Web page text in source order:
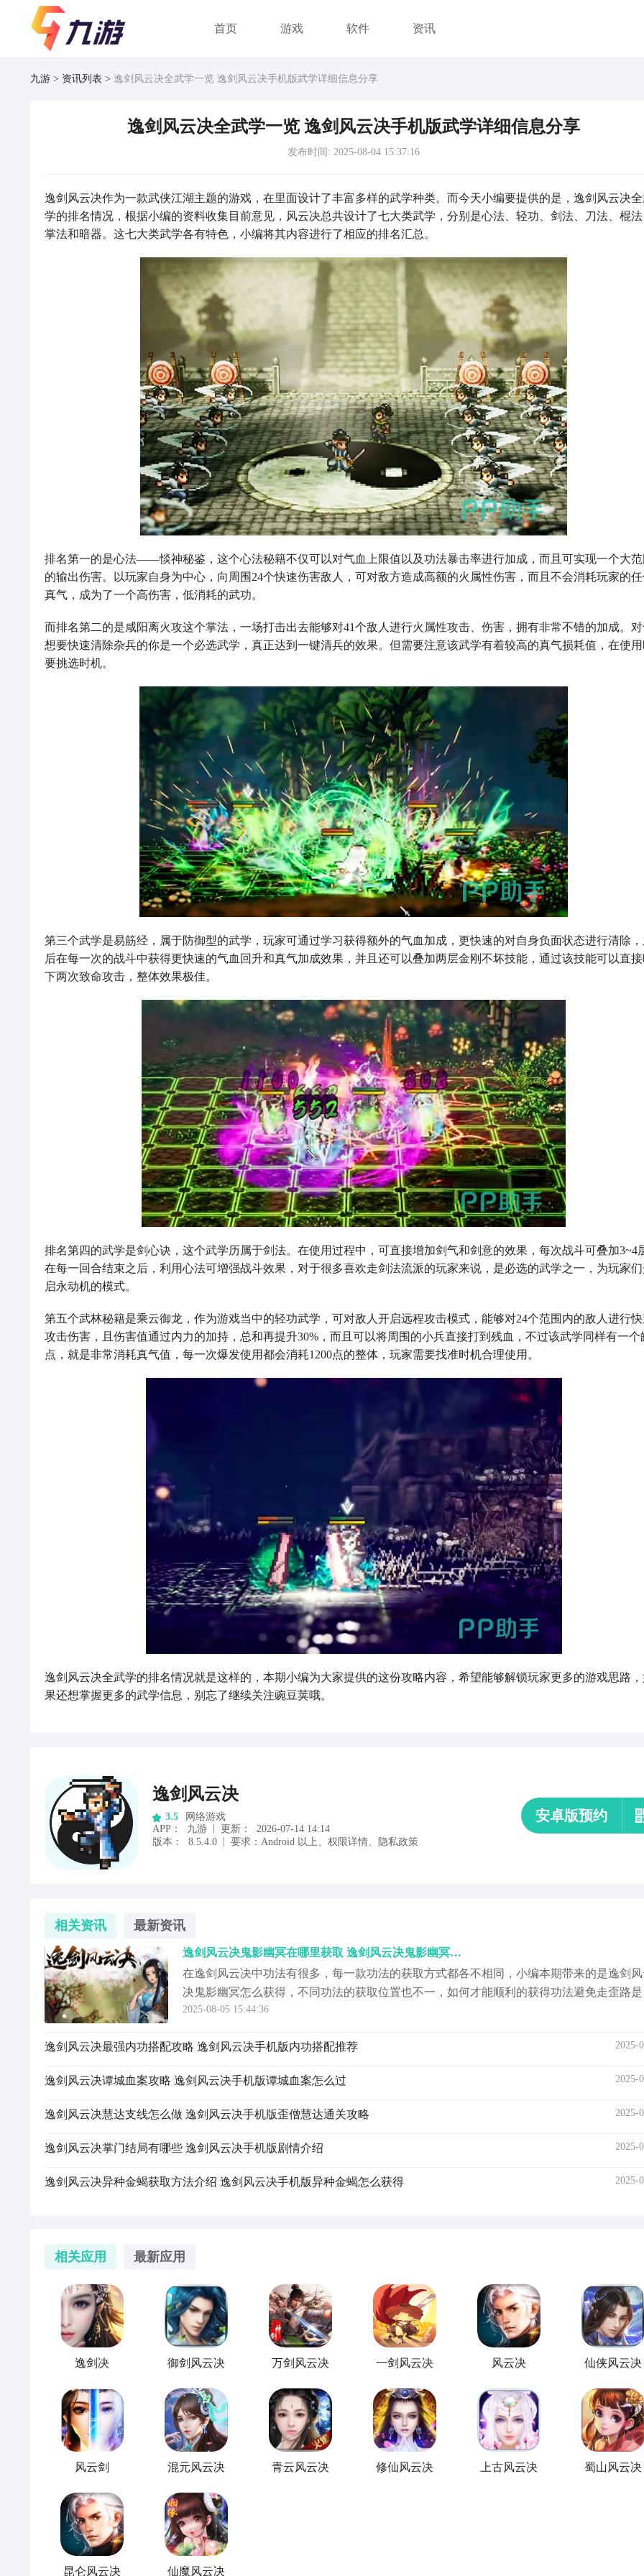
首页 游戏 软件 资讯
九游 资讯列表 逸剑风云决全武学一览 逸剑风云决手机版武学详细信息分享
逸剑风云决全武学一览 逸剑风云决手机版武学详细信息分享
发布时间: 2025-08-04 15:37:16
逸剑风云决作为一款武侠江湖主题的游戏，在里面设计了丰富多样的武学种类。而今天小编要提供的是，逸剑风云决
学的排名情况，根据小编的资料收集目前意见，风云决总共设计了七大类武学，分别是心法、轻功、剑法、刀法、棍
掌法和暗器。这七大类武学各有特色，小编将其内容进行了相应的排名汇总。
排名第一的是心法——惔神秘鉴，这个心法秘籍不仅可以对气血上限值以及功法暴击率进行加成，而且可实现一个大
的输出伤害。以玩家自身为中心，向周围24个快速伤害敌人，可对敌方造成高额的火属性伤害，而且不会消耗玩家的
真气，成为了一个高伤害，低消耗的武功。
而排名第二的是咸阳离火攻这个掌法，一场打击出去能够对41个敌人进行火属性攻击、伤害，拥有非常不错的加成。
想要快速清除杂兵的你是一个必选武学，真正达到一键清兵的效果。但需要注意该武学有着较高的真气损耗值，在使
要挑选时机。
第三个武学是易筋经，属于防御型的武学，玩家可通过学习获得额外的气血加成，更快速的对自身负面状态进行清除
后在每一次的战斗中获得更快速的气血回升和真气加成效果，并且还可以叠加两层金刚不坏技能，通过该技能可以直
下两次致命攻击，整体效果极佳。
排名第四的武学是剑心诀，这个武学历属于剑法。在使用过程中，可直接增加剑气和剑意的效果，每次战斗可叠加3~4
在每一回合结束之后，利用心法可增强战斗效果，对于很多喜欢走剑法流派的玩家来说，是必选的武学之一，为玩家
启永动机的模式。
第五个武林秘籍是乘云御龙，作为游戏当中的轻功武学，可对敌人开启远程攻击模式，能够对24个范围内的敌人进行
攻击伤害，且伤害值通过内力的加持，总和再提升30%，而且可以将周围的小兵直接打到残血，不过该武学同样有一个
点，就是非常消耗真气值，每一次爆发使用都会消耗1200点的整体，玩家需要找准时机合理使用。
逸剑风云决全武学的排名情况就是这样的，本期小编为大家提供的这份攻略内容，希望能够解锁玩家更多的游戏思路
果还想掌握更多的武学信息，别忘了继续关注豌豆荚哦。
逸剑风云决
3.5
网络游戏
APP ： 九游 更新：
2026-07-14 14:14
版本：
8.5.4.0 要求： Android 以上、 权限详情、 隐私政策
安卓版预约
相关资讯 最新资讯
逸剑风云决鬼影幽冥在哪里获取 逸剑风云决鬼影幽冥手机版获取方法一览
在逸剑风云决中功法有很多，每一款功法的获取方式都各不相同，小编本期带来的是逸剑
决鬼影幽冥怎么获得，不同功法的获取位置也不一，如何才能顺利的获得功法避免走歪路
前小伙伴们所面对的问题，其实功法的获取很简单，接下来小编将为小伙伴们详细的讲解
2025-08-05 15:44:36
逸剑风云决最强内功搭配攻略 逸剑风云决手机版内功搭配推荐 2025-
逸剑风云决谭城血案攻略 逸剑风云决手机版谭城血案怎么过 2025-
逸剑风云决慧达支线怎么做 逸剑风云决手机版歪僧慧达通关攻略 2025-
逸剑风云决掌门结局有哪些 逸剑风云决手机版剧情介绍 2025-
逸剑风云决异种金蝎获取方法介绍 逸剑风云决手机版异种金蝎怎么获得 2025-
相关应用 最新应用
逸剑决 御剑风云决 万剑风云决 一剑风云决 风云决 仙侠风云决
风云剑 混元风云决 青云风云决 修仙风云决 上古风云决 蜀山风云决
昆仑风云决 仙魔风云决